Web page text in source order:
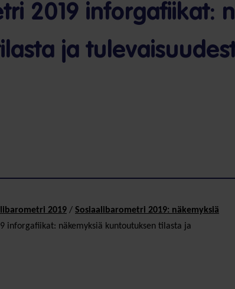
2019 inforgafiikat:
ja
2019 / Sosiaalibarometri 2019: näkemyksiä
inforgafiikat: näkemyksiä kuntoutuksen tilasta ja